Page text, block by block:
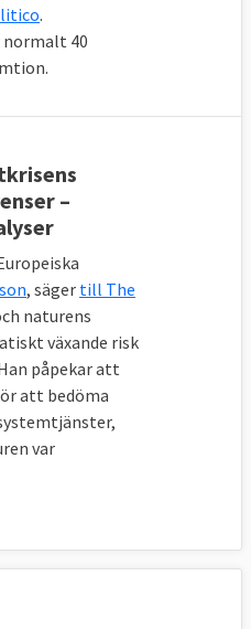
.
normalt 40
–
, säger till The
naturens
växande risk
påpekar att
att bedöma
var